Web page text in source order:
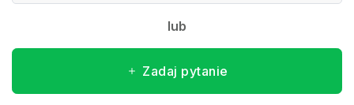
lub
Zadaj pytanie